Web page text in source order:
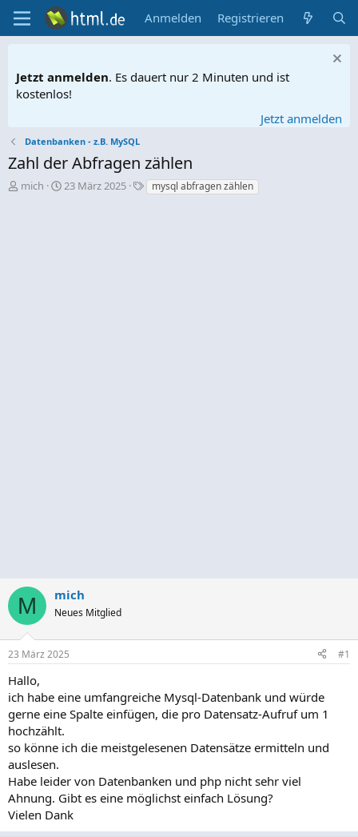
Anmelden Registrieren
Jetzt anmelden. Es dauert nur 2 Minuten und ist
kostenlos!
Jetzt anmelden
Datenbanken - z.B. MySQL
Zahl der Abfragen zählen
E
mich
E
23 März 2025
S
c
mysql abfragen zählen
M mich
Neues Mitglied
23 März 2025 #1
Hallo,
ich habe eine umfangreiche Mysql-Datenbank und würde
gerne eine Spalte einfügen, die pro Datensatz-Aufruf um 1
hochzählt.
so könne ich die meistgelesenen Datensätze ermitteln und
auslesen.
Habe leider von Datenbanken und php nicht sehr viel
Ahnung. Gibt es eine möglichst einfach Lösung?
Vielen Dank